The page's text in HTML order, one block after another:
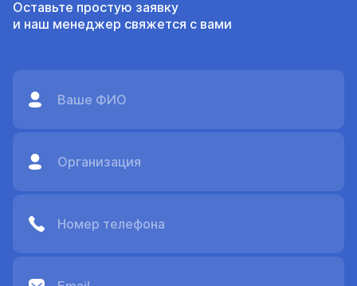
требованиям
GB/T3785.1-2010 Класс
Оценка шума
окружающей среды —
обеспечение для ПК
Оставьте простую заявку
и наш менеджер свяжется с вами